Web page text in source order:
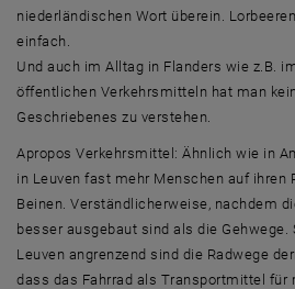
niederländischen Wort überein.
einfach.
Und auch im Alltag in Flanders wie z.B.
öffentlichen Verkehrsmitteln hat man
Geschriebenes zu verstehen.
Apropos Verkehrsmittel: Ähnlich wie in
in Leuven fast mehr Menschen auf ihren
Beinen. Verständlicherweise, nachdem
besser ausgebaut sind als die Gehwege.
Leuven angrenzend sind die Radwege
dass das Fahrrad als Transportmittel für